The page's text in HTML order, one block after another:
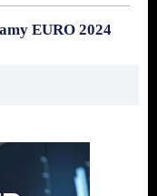
EURO 2024